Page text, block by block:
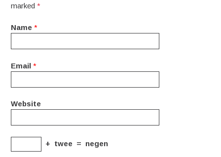
marked*
Name *
Email *
Website
+ twee = negen